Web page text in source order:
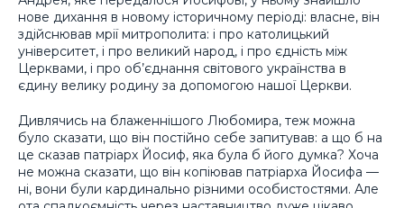
нове дихання в новому історичному періоді: власне, він
здійснював мрії митрополита: і про католицький
університет, і про великий народ, і про єдність між
Церквами, і про об’єднання світового українства в
єдину велику родину за допомогою нашої Церкви.
Дивлячись на блаженнішого Любомира, теж можна
було сказати, що він постійно себе запитував: а що б на
це сказав патріарх Йосиф, яка була б його думка? Хоча
не можна сказати, що він копіював патріарха Йосифа —
ні, вони були кардинально різними особистостями. Але